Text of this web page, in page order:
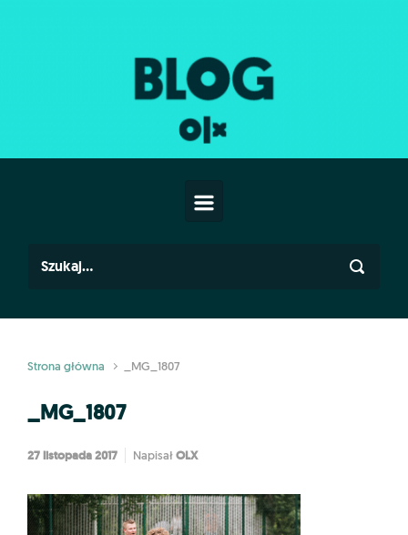
Strona główna _MG_1807
_MG_1807
27 listopada 2017 Napisał OLX